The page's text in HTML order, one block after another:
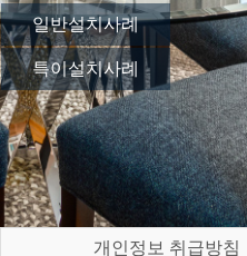
일반설치사례
특이설치사례
개인정보 취급방침